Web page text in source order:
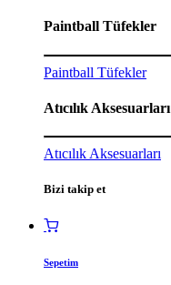
Paintball Tüfekler
Paintball Tüfekler
Atıcılık Aksesuarları
Atıcılık Aksesuarları
Bizi takip et
Sepetim